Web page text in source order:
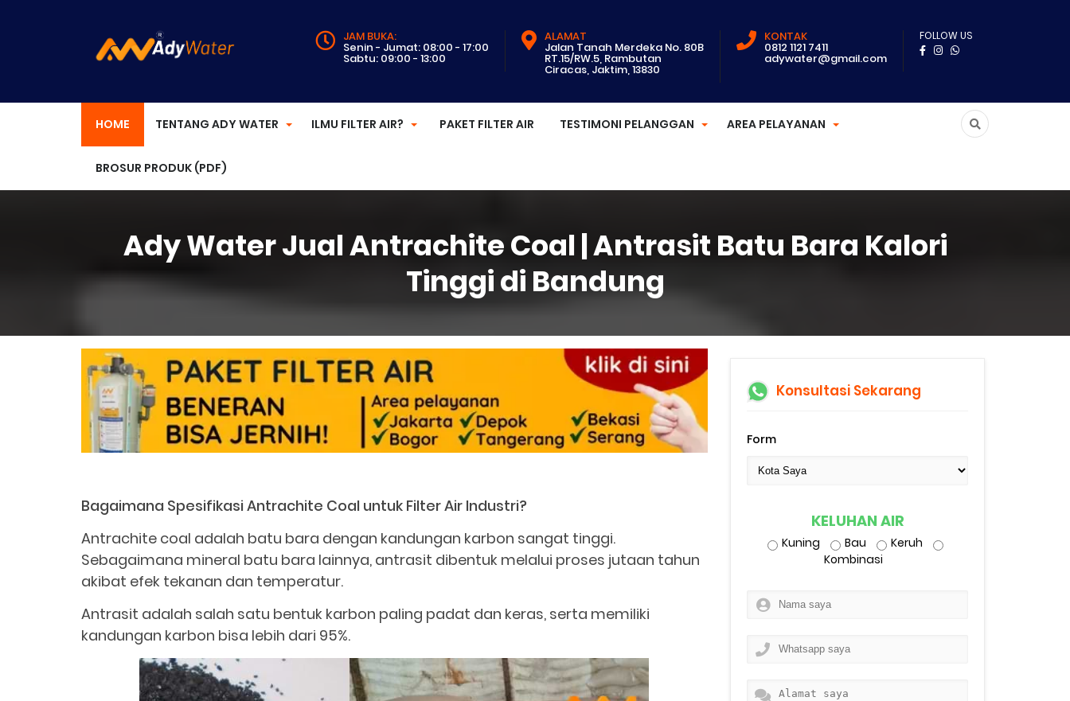
JAM BUKA:
Senin - Jumat: 08:00 - 17:00
Sabtu: 09:00 - 13:00
ALAMAT
Jalan Tanah Merdeka No. 80B
RT.15/RW.5, Rambutan
Ciracas, Jaktim, 13830
KONTAK
0812 1121 7411
adywater@gmail.com
FOLLOW US
HOME TENTANG ADY WATER ILMU FILTER AIR? PAKET FILTER AIR TESTIMONI PELANGGAN AREA PELAYANAN
BROSUR PRODUK (PDF)
Ady Water Jual Antrachite Coal | Antrasit Batu Bara Kalori
Tinggi di Bandung
Bagaimana Spesifikasi Antrachite Coal untuk Filter Air Industri?
Antrachite coal adalah batu bara dengan kandungan karbon sangat tinggi.
Sebagaimana mineral batu bara lainnya, antrasit dibentuk melalui proses jutaan tahun
akibat efek tekanan dan temperatur.
Antrasit adalah salah satu bentuk karbon paling padat dan keras, serta memiliki
kandungan karbon bisa lebih dari 95%.
Konsultasi Sekarang
Form
KELUHAN AIR
Kuning Bau
Keruh
Kombinasi